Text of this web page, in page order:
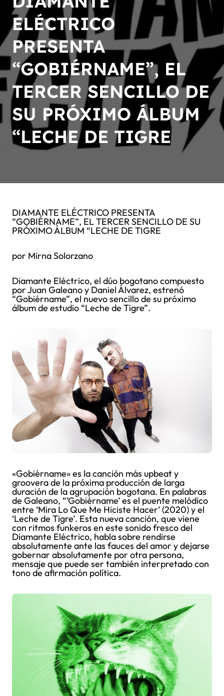
ELÉCTRICO
PRESENTA
“GOBIÉRNAME”, EL
TERCER SENCILLO DE
SU PRÓXIMO ÁLBUM
“LECHE DE TIGRE
DIAMANTE ELÉCTRICO PRESENTA
“GOBIÉRNAME”, EL TERCER SENCILLO DE SU
PRÓXIMO ÁLBUM “LECHE DE TIGRE
por Mirna Solorzano
Diamante Eléctrico, el dúo bogotano compuesto
por Juan Galeano y Daniel Álvarez, estrenó
“Gobiérname”, el nuevo sencillo de su próximo
álbum de estudio “Leche de Tigre”.
«Gobiérname» es la canción más upbeat y
groovera de la próxima producción de larga
duración de la agrupación bogotana. En palabras
de Galeano, “’Gobiérname’ es el puente melódico
entre ‘Mira Lo Que Me Hiciste Hacer’ (2020) y el
‘Leche de Tigre’. Esta nueva canción, que viene
con ritmos funkeros en este sonido fresco del
Diamante Eléctrico, habla sobre rendirse
absolutamente ante las fauces del amor y dejarse
gobernar absolutamente por otra persona,
mensaje que puede ser también interpretado con
tono de afirmación política.